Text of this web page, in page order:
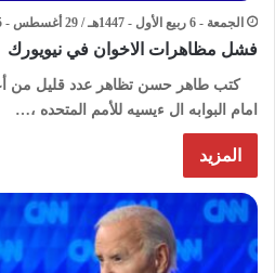
الجمعة - 6 ربيع الأول - 1447هـ / 29 أغسطس - 2025م / 6:10 مساءً
فشل مظاهرات الاخوان في نيويورك
كتب طاهر حسن تظاهر عدد قليل من
امام البوابه ال ءيسيه للأمم المتحده ،…
المزيد